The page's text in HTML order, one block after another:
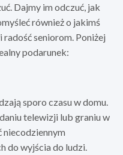
Dajmy im odczuć, jak
również o jakimś
seniorom. Poniżej
podarunek:
sporo czasu w domu.
telewizji lub graniu w
niecodziennym
do wyjścia do ludzi.